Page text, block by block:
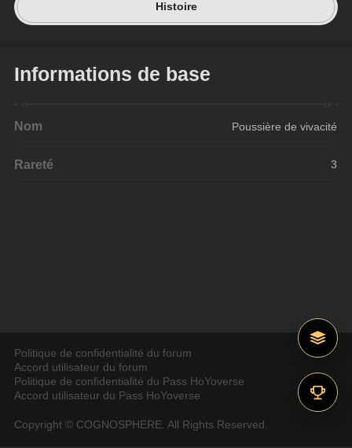
Histoire
Informations de base
Nom Poussière de vivacité
Rareté 3
Politique de confidentialité du forum
Accord utilisateur du forum
Politique de confidentialité du Pass HoYoverse
Accord utilisateur du Pass HoYoverse
Copyright © COGNOSPHERE. All Rights Reserved.